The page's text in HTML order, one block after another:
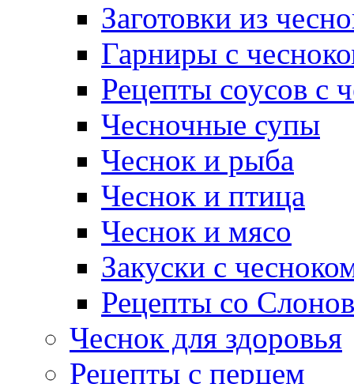
Заготовки из
Гарниры с
Рецепты соусов с
Чесночные супы
Чеснок и рыба
Чеснок и птица
Чеснок и мясо
Закуски с
Рецепты со
Чеснок для здоровья
Рецепты с перцем